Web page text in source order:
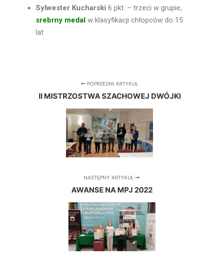
Sylwester Kucharski 6 pkt. – trzeci w grupie,
srebrny medalw klasyfikacji chłopców do 15
lat
POPRZEDNI ARTYKUŁ
II MISTRZOSTWA SZACHOWEJ DWÓJKI
NASTĘPNY ARTYKUŁ
AWANSE NA MPJ 2022